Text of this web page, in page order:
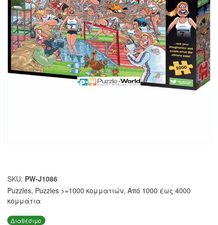
SKU: PW-J1086
Puzzles, Puzzles >=1000 κομματιών, Από 1000 έως 4000
κομμάτια
Διαθέσιμο